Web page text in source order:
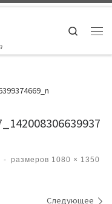
Search
- размеров 1080 × 1350
Следующее